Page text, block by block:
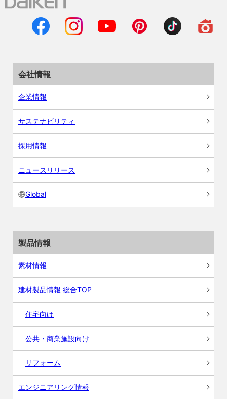
会社情報
企業情報
サステナビリティ
採用情報
ニュースリリース
Global
製品情報
素材情報
建材製品情報 総合TOP
住宅向け
公共・商業施設向け
リフォーム
エンジニアリング情報